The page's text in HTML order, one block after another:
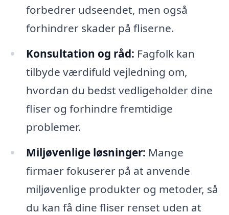
forbedrer udseendet, men også
forhindrer skader på fliserne.
Konsultation og råd: Fagfolk kan
tilbyde værdifuld vejledning om,
hvordan du bedst vedligeholder dine
fliser og forhindre fremtidige
problemer.
Miljøvenlige løsninger: Mange
firmaer fokuserer på at anvende
miljøvenlige produkter og metoder, så
du kan få dine fliser renset uden at